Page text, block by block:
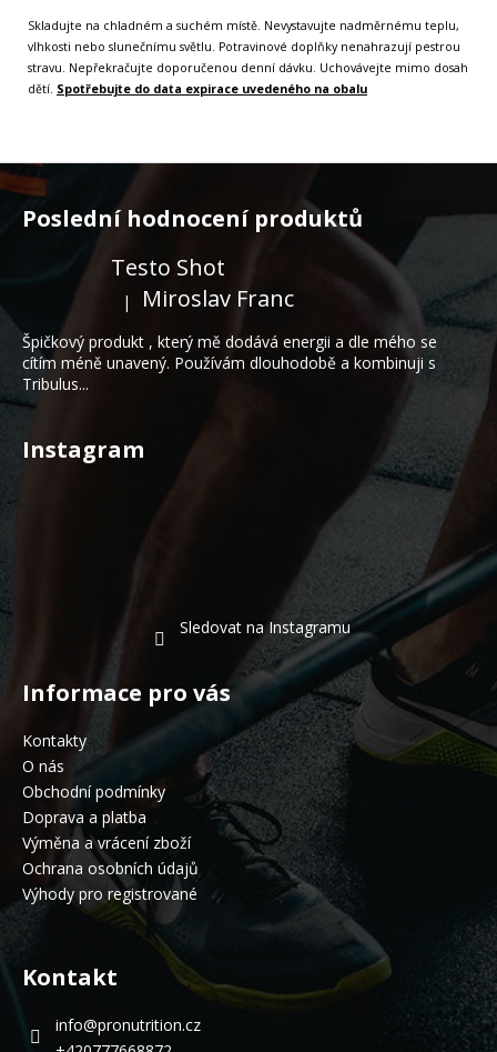
Skladujte na chladném a suchém místě. Nevystavujte nadměrnému teplu,
vlhkosti nebo slunečnímu světlu. Potravinové doplňky nenahrazují pestrou
stravu. Nepřekračujte doporučenou denní dávku. Uchovávejte mimo dosah
dětí. Spotřebujte do data expirace uvedeného na obalu
Z
á
í
Poslední hodnocení produktů
Testo Shot
Hodnocení produktu je 5 z 5 hvězdiček.
| Miroslav Franc
Špičkový produkt , který mě dodává energii a dle mého se
cítím méně unavený. Používám dlouhodobě a kombinuji s
Tribulus...
Instagram
Sledovat na Instagramu
Informace pro vás
Kontakty
O nás
Obchodní podmínky
Doprava a platba
Výměna a vrácení zboží
Ochrana osobních údajů
Výhody pro registrované
Kontakt
info@pronutrition.cz